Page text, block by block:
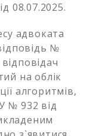
08.07.2025.
адвоката
№
на облік
алгоритмів,
№ 932 від